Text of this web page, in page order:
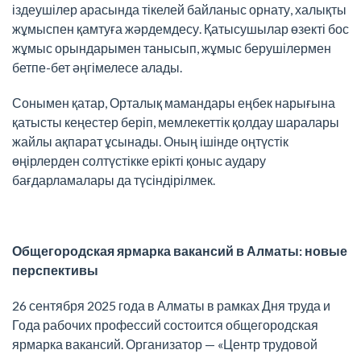
іздеушілер арасында тікелей байланыс орнату, халықты
жұмыспен қамтуға жәрдемдесу. Қатысушылар өзекті бос
жұмыс орындарымен танысып, жұмыс берушілермен
бетпе-бет әңгімелесе алады.
Сонымен қатар, Орталық мамандары еңбек нарығына
қатысты кеңестер беріп, мемлекеттік қолдау шаралары
жайлы ақпарат ұсынады. Оның ішінде оңтүстік
өңірлерден солтүстікке ерікті қоныс аудару
бағдарламалары да түсіндірілмек.
Общегородская ярмарка вакансий в Алматы: новые
перспективы
26 сентября 2025 года в Алматы в рамках Дня труда и
Года рабочих профессий состоится общегородская
ярмарка вакансий. Организатор — «Центр трудовой